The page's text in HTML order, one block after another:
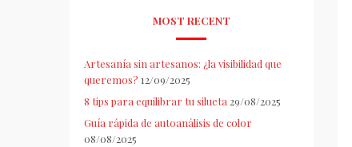
MOST RECENT
Artesanía sin artesanos: ¿la visibilidad que
queremos? 12/09/2025
8 tips para equilibrar tu silueta 29/08/2025
Guía rápida de autoanálisis de color
08/08/2025